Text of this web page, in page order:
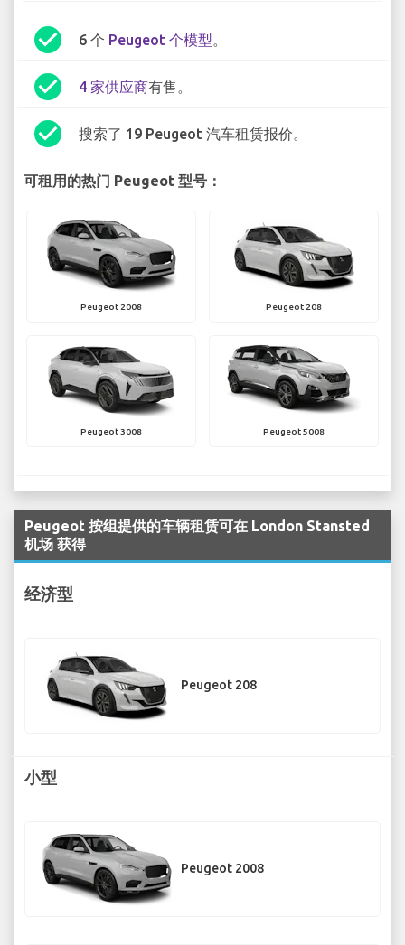
check_circle 6 个 Peugeot 个模型。
check_circle 4 家供应商有售。
check_circle 搜索了 19 Peugeot 汽车租赁报价。
可租用的热门 Peugeot 型号：
Peugeot 2008 Peugeot 208
Peugeot 3008 Peugeot 5008
Peugeot 按组提供的车辆租赁可在 London Stansted
机场 获得
经济型
Peugeot 208
小型
Peugeot 2008